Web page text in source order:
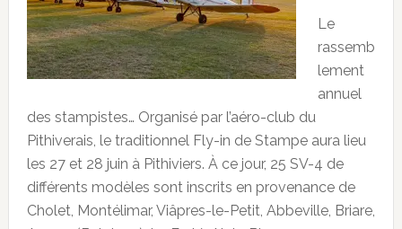
Le
rassemb
lement
annuel
des stampistes… Organisé par l’aéro-club du
Pithiverais, le traditionnel Fly-in de Stampe aura lieu
les 27 et 28 juin à Pithiviers. À ce jour, 25 SV-4 de
différents modèles sont inscrits en provenance de
Cholet, Montélimar, Viâpres-le-Petit, Abbeville, Briare,